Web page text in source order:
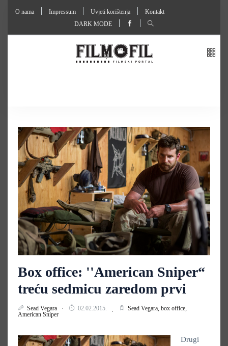
O nama Impressum Uvjeti korištenja
Kontakt
DARK MODE
Box office: ''American Sniper“
treću sedmicu zaredom prvi
Sead Vegara 02.02.2015. Sead Vegara, box office,
American Sniper
Drugi